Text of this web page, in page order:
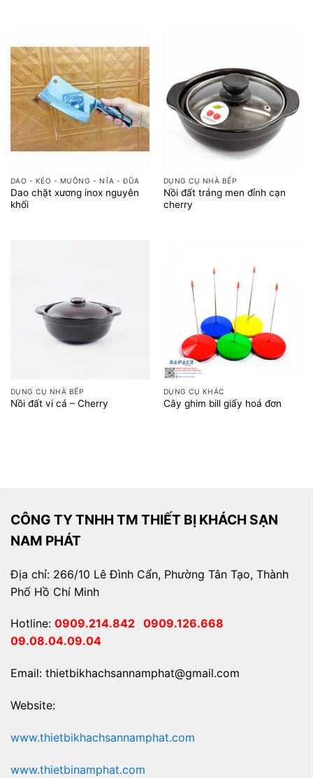
DAO - KÉO - MUỖNG - NĨA - ĐŨA
Dao chặt xương inox nguyên
khối
DỤNG CỤ NHÀ BẾP
Nồi đất tráng men đỉnh cạn
cherry
DỤNG CỤ NHÀ BẾP
Nồi đất vi cá – Cherry
DỤNG CỤ KHÁC
Cây ghim bill giấy hoá đơn
CÔNG TY TNHH TM THIẾT BỊ KHÁCH SẠN
NAM PHÁT
Địa chỉ: 266/10 Lê Đình Cẩn, Phường Tân Tạo, Thành
Phố Hồ Chí Minh
Hotline: 0909.214.842 0909.126.668
09.08.04.09.04
Email: thietbikhachsannamphat@gmail.com
Website:
www.thietbikhachsannamphat.com
www.thietbinamphat.com